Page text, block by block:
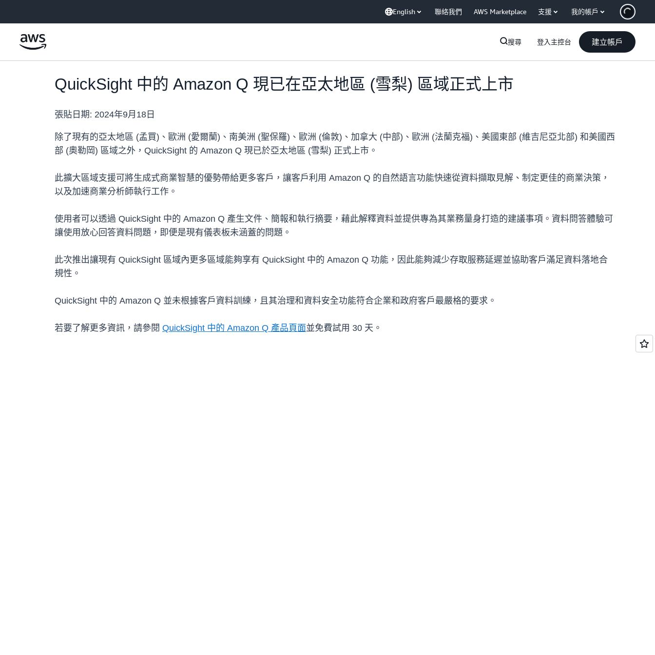
English 聯絡我們 AWS Marketplace 支援 我的帳戶
搜尋 登入主控台 建立帳戶
QuickSight 中的 Amazon Q 現已在亞太地區 (雪梨) 區域正式上市
張貼日期: 2024年9月18日
除了現有的亞太地區 (孟買)、歐洲 (愛爾蘭)、南美洲 (聖保羅)、歐洲 (倫敦)、加拿大 (中部)、歐洲 (法蘭克福)、美國東部 (維吉尼亞北部) 和美國西
部 (奧勒岡) 區域之外，QuickSight 的 Amazon Q 現已於亞太地區 (雪梨) 正式上市。
此擴大區域支援可將生成式商業智慧的優勢帶給更多客戶，讓客戶利用 Amazon Q 的自然語言功能快速從資料擷取見解、制定更佳的商業決策，
以及加速商業分析師執行工作。
使用者可以透過 QuickSight 中的 Amazon Q 產生文件、簡報和執行摘要，藉此解釋資料並提供專為其業務量身打造的建議事項。資料問答體驗可
讓使用放心回答資料問題，即便是現有儀表板未涵蓋的問題。
此次推出讓現有 QuickSight 區域內更多區域能夠享有 QuickSight 中的 Amazon Q 功能，因此能夠減少存取服務延遲並協助客戶滿足資料落地合
規性。
QuickSight 中的 Amazon Q 並未根據客戶資料訓練，且其治理和資料安全功能符合企業和政府客戶最嚴格的要求。
若要了解更多資訊，請參閱 QuickSight 中的 Amazon Q 產品頁面並免費試用 30 天。